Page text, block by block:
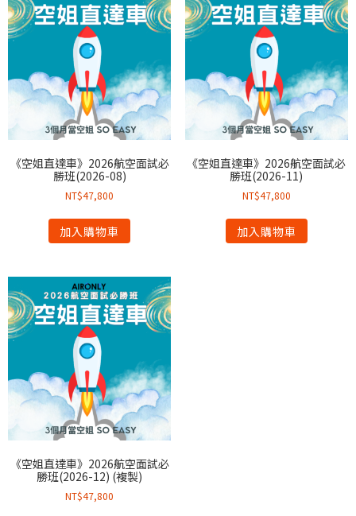
《空姐直達車》2026航空面試必
勝班(2026-08)
NT$47,800
加入購物車
《空姐直達車》2026航空面試必
勝班(2026-11)
NT$47,800
加入購物車
《空姐直達車》2026航空面試必
勝班(2026-12) (複製)
NT$47,800